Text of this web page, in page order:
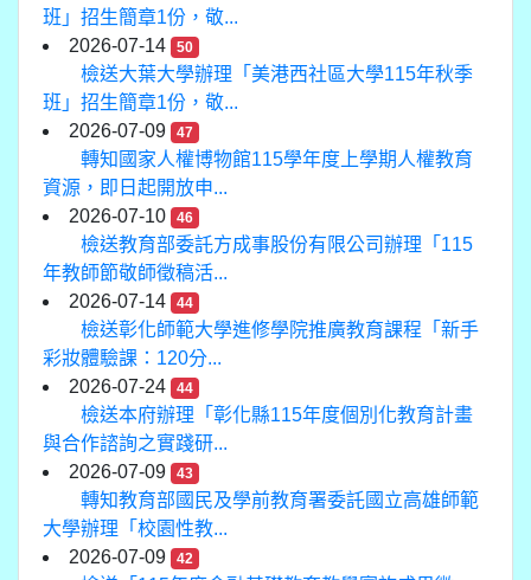
班」招生簡章1份，敬...
2026-07-14
50
檢送大葉大學辦理「美港西社區大學115年秋季
班」招生簡章1份，敬...
2026-07-09
47
轉知國家人權博物館115學年度上學期人權教育
資源，即日起開放申...
2026-07-10
46
檢送教育部委託方成事股份有限公司辦理「115
年教師節敬師徵稿活...
2026-07-14
44
檢送彰化師範大學進修學院推廣教育課程「新手
彩妝體驗課：120分...
2026-07-24
44
檢送本府辦理「彰化縣115年度個別化教育計畫
與合作諮詢之實踐研...
2026-07-09
43
轉知教育部國民及學前教育署委託國立高雄師範
大學辦理「校園性教...
2026-07-09
42